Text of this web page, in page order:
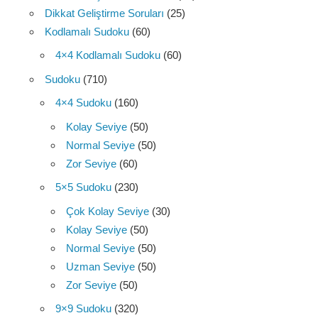
Dikkat Geliştirme Soruları (25)
Kodlamalı Sudoku (60)
4×4 Kodlamalı Sudoku (60)
Sudoku (710)
4×4 Sudoku (160)
Kolay Seviye (50)
Normal Seviye (50)
Zor Seviye (60)
5×5 Sudoku (230)
Çok Kolay Seviye (30)
Kolay Seviye (50)
Normal Seviye (50)
Uzman Seviye (50)
Zor Seviye (50)
9×9 Sudoku (320)